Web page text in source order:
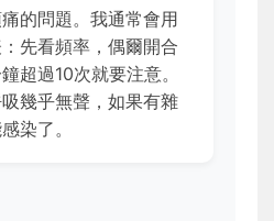
的問題。我通常會用
先看頻率，偶爾開合
超過10次就要注意。
幾乎無聲，如果有雜
染了。